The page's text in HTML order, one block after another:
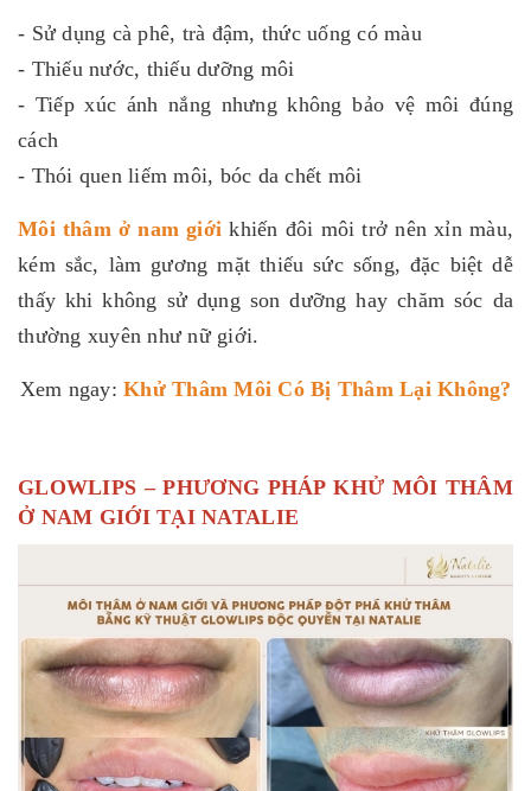
- Sử dụng cà phê, trà đậm, thức uống có màu
- Thiếu nước, thiếu dưỡng môi
- Tiếp xúc ánh nắng nhưng không bảo vệ môi đúng
cách
- Thói quen liếm môi, bóc da chết môi
Môi thâm ở nam giới khiến đôi môi trở nên xỉn màu,
kém sắc, làm gương mặt thiếu sức sống, đặc biệt dễ
thấy khi không sử dụng son dưỡng hay chăm sóc da
thường xuyên như nữ giới.
Xem ngay: Khử Thâm Môi Có Bị Thâm Lại Không?
GLOWLIPS – PHƯƠNG PHÁP KHỬ MÔI THÂM
Ở NAM GIỚI TẠI NATALIE